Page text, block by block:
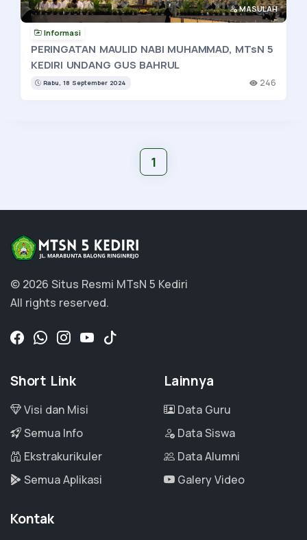
MASULAH
Informasi
PERINGATAN MAULID NABI MUHAMMAD, MTsN 5
KEDIRI UNDANG GUS BAHRUL
Rabu, 18 September 2024 246
1
© 2026 Situs Resmi MTsN 5 Kediri
All rights reserved.
Short Link
Visi dan Misi
Semua Info
Ekstrakurikuler
Semua Aplikasi
Lainnya
Data Guru
Data Siswa
Data Alumni
Galery Video
Kontak